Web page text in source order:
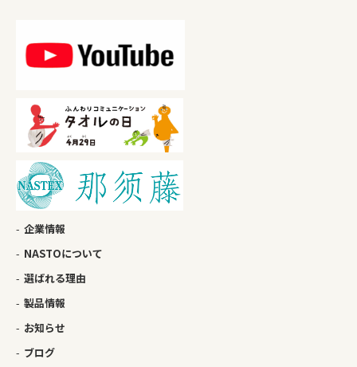
企業情報
NASTOについて
選ばれる理由
製品情報
お知らせ
ブログ